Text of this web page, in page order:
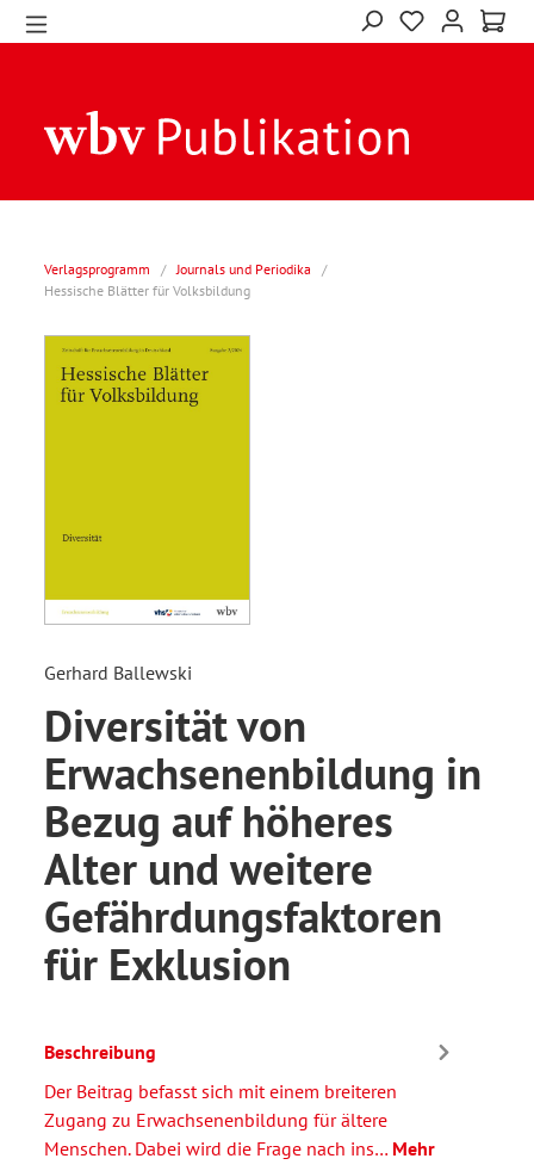
Verlagsprogramm / Journals und Periodika
/
Hessische Blätter für Volksbildung
Gerhard Ballewski
Diversität von
Erwachsenenbildung in
Bezug auf höheres
Alter und weitere
Gefährdungsfaktoren
für Exklusion
Beschreibung
Der Beitrag befasst sich mit einem breiteren
Zugang zu Erwachsenenbildung für ältere
Menschen. Dabei wird die Frage nach ins… Mehr